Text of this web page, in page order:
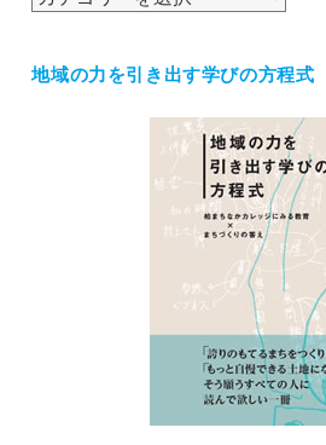
リ
地域の力を引き出す学びの方程式